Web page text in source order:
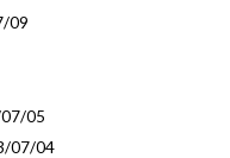
09
05
07/04